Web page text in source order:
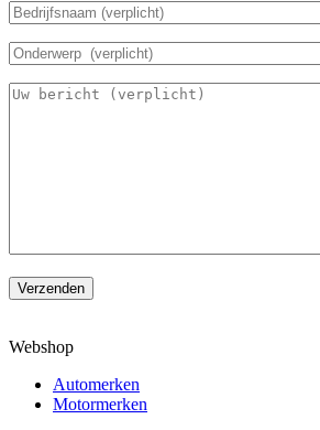
Verzenden
Webshop
Automerken
Motormerken